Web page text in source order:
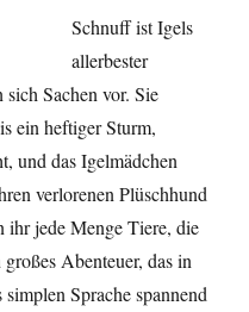
Schnuff ist Igels
allerbester
Sachen vor. Sie
ein heftiger Sturm,
und das Igelmädchen
verlorenen Plüschhund
ihr jede Menge Tiere, die
Abenteuer, das in
Sprache spannend